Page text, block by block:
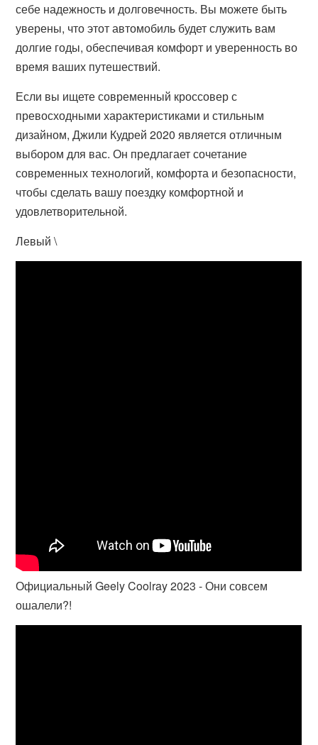
себе надежность и долговечность. Вы можете быть
уверены, что этот автомобиль будет служить вам
долгие годы, обеспечивая комфорт и уверенность во
время ваших путешествий.
Если вы ищете современный кроссовер с
превосходными характеристиками и стильным
дизайном, Джили Кудрей 2020 является отличным
выбором для вас. Он предлагает сочетание
современных технологий, комфорта и безопасности,
чтобы сделать вашу поездку комфортной и
удовлетворительной.
Левый \
Официальный Geely Coolray 2023 - Они совсем
ошалели?!